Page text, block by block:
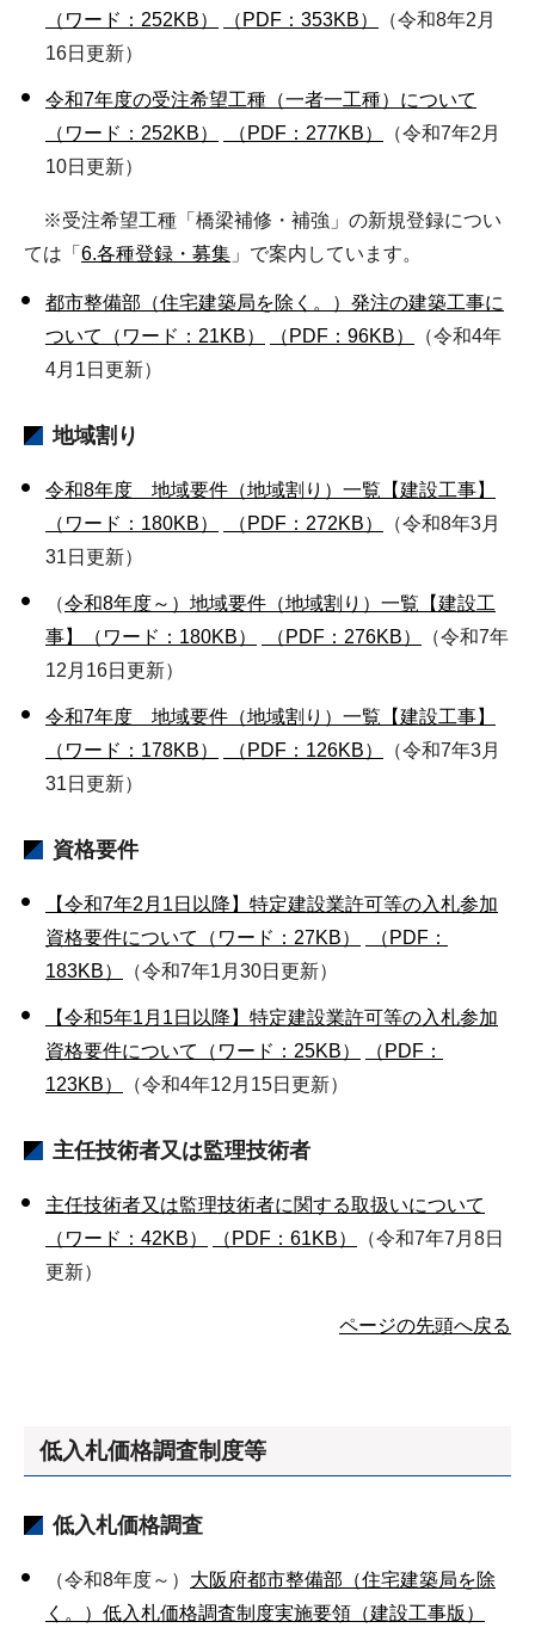
（ワード：252KB）
（PDF：353KB）
（令和8年2月
16日更新）
令和7年度の受注希望工種（一者一工種）について
（ワード：252KB）
（PDF：277KB）
（令和7年2月
10日更新）
※受注希望工種「橋梁補修・補強」の新規登録につい
ては「 6.各種登録・募集 」で案内しています。
都市整備部（住宅建築局を除く。）発注の建築工事に
ついて（ワード：21KB）
（PDF：96KB）
（令和4年
4月1日更新）
地域割り
令和8年度 地域要件（地域割り）一覧【建設工事】
（ワード：180KB）
（PDF：272KB）
（令和8年3月
31日更新）
（令和8年度～）地域要件（地域割り）一覧【建設工
事】（ワード：180KB）
（PDF：276KB）
（令和7年
12月16日更新）
令和7年度 地域要件（地域割り）一覧【建設工事】
（ワード：178KB）
（PDF：126KB）
（令和7年3月
31日更新）
資格要件
【令和7年2月1日以降】特定建設業許可等の入札参加
資格要件について（ワード：27KB）
（PDF：
183KB）
（令和7年1月30日更新）
【令和5年1月1日以降】特定建設業許可等の入札参加
資格要件について（ワード：25KB）
（PDF：
123KB）
（令和4年12月15日更新）
主任技術者又は監理技術者
主任技術者又は監理技術者に関する取扱いについて
（ワード：42KB）
（PDF：61KB）
（令和7年7月8日
更新）
ページの先頭へ戻る
低入札価格調査制度等
低入札価格調査
（令和8年度～） 大阪府都市整備部（住宅建築局を除
く。）低入札価格調査制度実施要領（建設工事版）